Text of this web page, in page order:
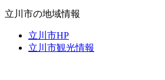
立川市の地域情報
立川市HP
立川市観光情報